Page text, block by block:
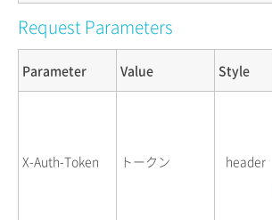
Request Parameters
Parameter Value Style
X-Auth-Token トークン header